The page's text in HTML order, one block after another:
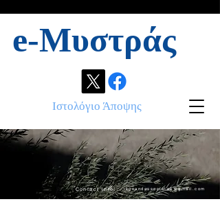
e-Μυστράς
Ιστολόγιο Άποψης
Contact info: ikonandassociates@gmail.com